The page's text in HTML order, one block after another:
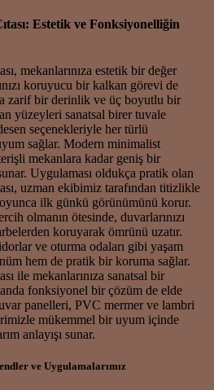
Estetik ve Fonksiyonelliğin
mekanlarınıza estetik bir değer
koruyucu bir kalkan görevi de
zarif bir derinlik ve üç boyutlu bir
yüzeyleri sanatsal birer tuvale
seçenekleriyle her türlü
sağlar. Modern minimalist
mekanlara kadar geniş bir
Uygulaması oldukça pratik olan
uzman ekibimiz tarafından titizlikle
ilk günkü görünümünü korur.
olmanın ötesinde, duvarlarınızı
koruyarak ömrünü uzatır.
ve oturma odaları gibi yaşam
hem de pratik bir koruma sağlar.
ile mekanlarınıza sanatsal bir
fonksiyonel bir çözüm de elde
panelleri, PVC mermer ve lambri
mükemmel bir uyum içinde
anlayışı sunar.
ve Uygulamalarımız